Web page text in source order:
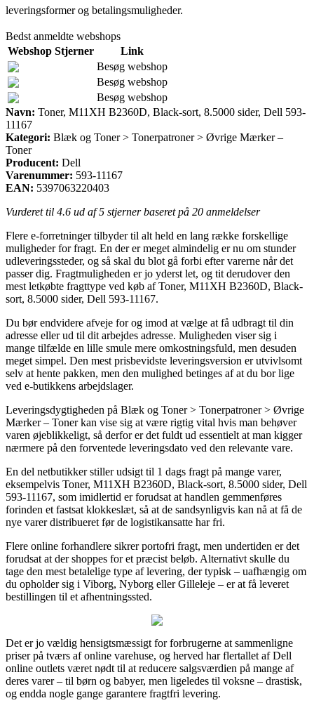
leveringsformer og betalingsmuligheder.
Bedst anmeldte webshops
Webshop Stjerner
Link
Besøg webshop
Besøg webshop
Besøg webshop
Navn: Toner, M11XH B2360D, Black-sort, 8.5000 sider, Dell 593-
11167
Kategori: Blæk og Toner > Tonerpatroner > Øvrige Mærker –
Toner
Producent: Dell
Varenummer: 593-11167
EAN: 5397063220403
Vurderet til 4.6 ud af 5 stjerner baseret på 20 anmeldelser
Flere e-forretninger tilbyder til alt held en lang række forskellige
muligheder for fragt. En der er meget almindelig er nu om stunder
udleveringssteder, og så skal du blot gå forbi efter varerne når det
passer dig. Fragtmuligheden er jo yderst let, og tit derudover den
mest letkøbte fragttype ved køb af Toner, M11XH B2360D, Black-
sort, 8.5000 sider, Dell 593-11167.
Du bør endvidere afveje for og imod at vælge at få udbragt til din
adresse eller ud til dit arbejdes adresse. Muligheden viser sig i
mange tilfælde en lille smule mere omkostningsfuld, men desuden
meget simpel. Den mest prisbevidste leveringsversion er utvivlsomt
selv at hente pakken, men den mulighed betinges af at du bor lige
ved e-butikkens arbejdslager.
Leveringsdygtigheden på Blæk og Toner > Tonerpatroner > Øvrige
Mærker – Toner kan vise sig at være rigtig vital hvis man behøver
varen øjeblikkeligt, så derfor er det fuldt ud essentielt at man kigger
nærmere på den forventede leveringsdato ved den relevante vare.
En del netbutikker stiller udsigt til 1 dags fragt på mange varer,
eksempelvis Toner, M11XH B2360D, Black-sort, 8.5000 sider, Dell
593-11167, som imidlertid er forudsat at handlen gemmenføres
forinden et fastsat klokkeslæt, så at de sandsynligvis kan nå at få de
nye varer distribueret før de logistikansatte har fri.
Flere online forhandlere sikrer portofri fragt, men undertiden er det
forudsat at der shoppes for et præcist beløb. Alternativt skulle du
tage den mest betalelige type af levering, der typisk – uafhængig om
du opholder sig i Viborg, Nyborg eller Gilleleje – er at få leveret
bestillingen til et afhentningssted.
Det er jo vældig hensigtsmæssigt for forbrugerne at sammenligne
priser på tværs af online varehuse, og herved har flertallet af Dell
online outlets været nødt til at reducere salgsværdien på mange af
deres varer – til børn og babyer, men ligeledes til voksne – drastisk,
og endda nogle gange garantere fragtfri levering.